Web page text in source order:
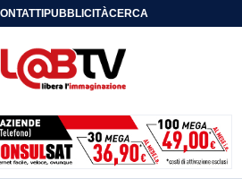
PUBBLICITÀCERCA